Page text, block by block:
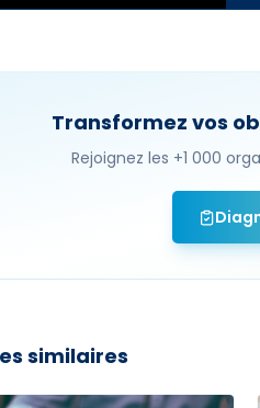
Transformez vos
Rejoignez les +1 000
similaires